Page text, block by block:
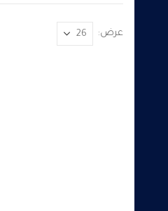
عرض: